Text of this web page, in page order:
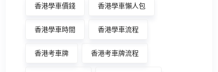
香港學車價錢 香港學車懶人包
香港學車時間 香港學車流程
香港考車牌 香港考車牌流程